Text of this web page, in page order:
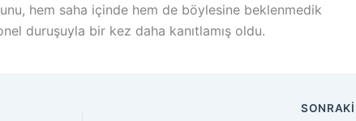
hem saha içinde hem de böylesine beklenmedik
duruşuyla bir kez daha kanıtlamış oldu.
SONRAKI